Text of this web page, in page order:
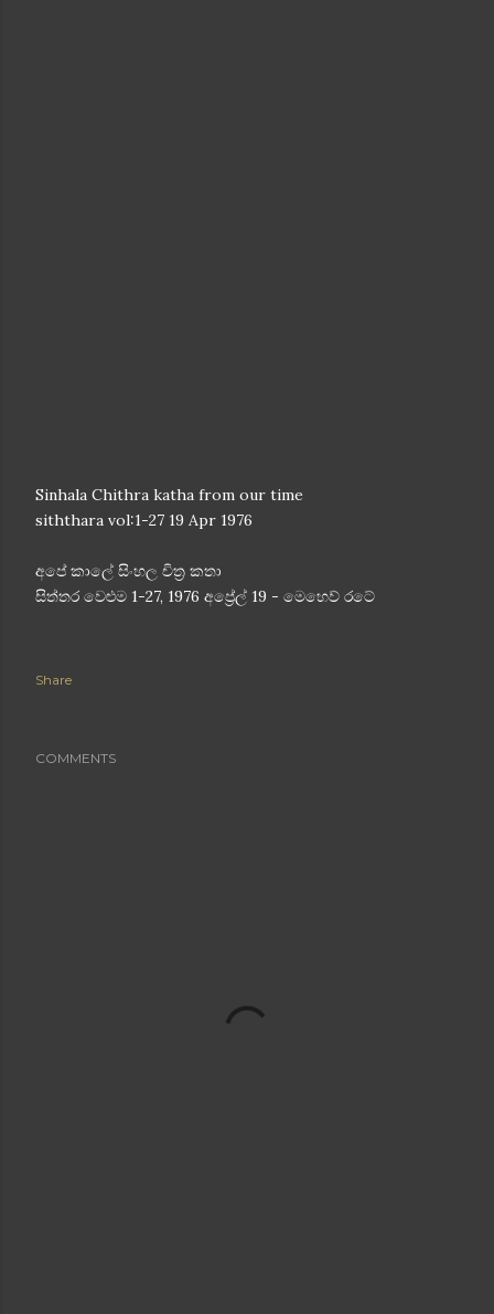
Sinhala Chithra katha from our time
siththara vol:1-27 19 Apr 1976
අපේ කාලේ සිංහල චිත්‍ර කතා
සිත්තර වෙළුම 1-27, 1976 අප්‍රේල් 19 - මෙහෙව් රටේ
Share
COMMENTS